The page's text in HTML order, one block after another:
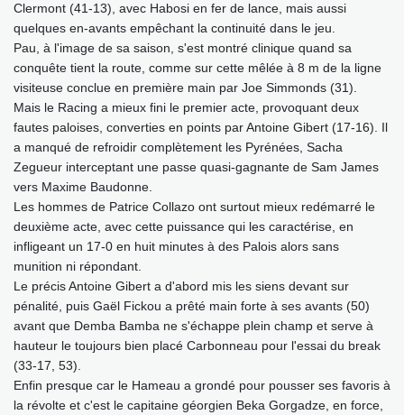
Clermont (41-13), avec Habosi en fer de lance, mais aussi
quelques en-avants empêchant la continuité dans le jeu.
Pau, à l'image de sa saison, s'est montré clinique quand sa
conquête tient la route, comme sur cette mêlée à 8 m de la ligne
visiteuse conclue en première main par Joe Simmonds (31).
Mais le Racing a mieux fini le premier acte, provoquant deux
fautes paloises, converties en points par Antoine Gibert (17-16). Il
a manqué de refroidir complètement les Pyrénées, Sacha
Zegueur interceptant une passe quasi-gagnante de Sam James
vers Maxime Baudonne.
Les hommes de Patrice Collazo ont surtout mieux redémarré le
deuxième acte, avec cette puissance qui les caractérise, en
infligeant un 17-0 en huit minutes à des Palois alors sans
munition ni répondant.
Le précis Antoine Gibert a d'abord mis les siens devant sur
pénalité, puis Gaël Fickou a prêté main forte à ses avants (50)
avant que Demba Bamba ne s'échappe plein champ et serve à
hauteur le toujours bien placé Carbonneau pour l'essai du break
(33-17, 53).
Enfin presque car le Hameau a grondé pour pousser ses favoris à
la révolte et c'est le capitaine géorgien Beka Gorgadze, en force,